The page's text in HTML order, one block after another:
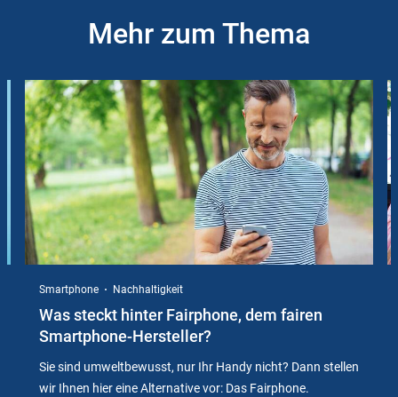
Mehr zum Thema
Instructions
Smartphone Nachhaltigkeit
Was steckt hinter Fairphone, dem fairen
Smartphone-Hersteller?
Sie sind umweltbewusst, nur Ihr Handy nicht? Dann stellen
wir Ihnen hier eine Alternative vor: Das Fairphone.